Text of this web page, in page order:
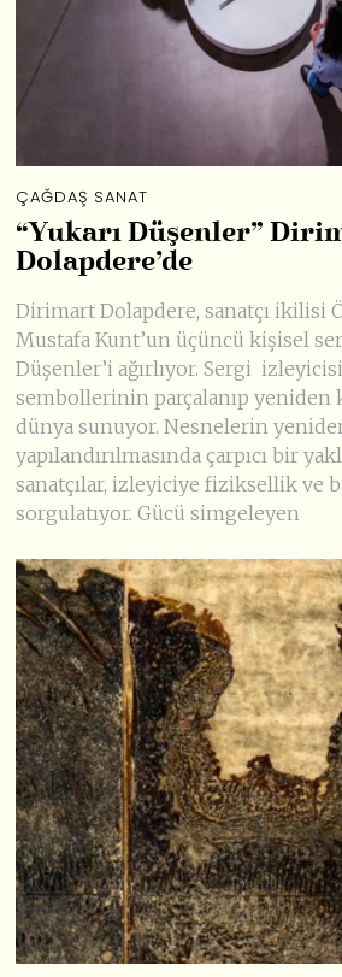
ÇAĞDAŞ SANAT
“Yukarı Düşenler”
Dolapdere’de
Dirimart Dolapdere, sanatçı ikilisi
Mustafa Kunt’un üçüncü kişisel
Düşenler’i ağırlıyor. Sergi
sembollerinin parçalanıp yeniden
dünya sunuyor. Nesnelerin
yapılandırılmasında çarpıcı bir
sanatçılar, izleyiciye fiziksellik ve
sorgulatıyor. Gücü simgeleyen